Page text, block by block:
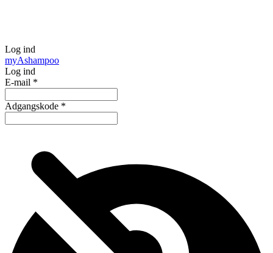
Log ind
myAshampoo
Log ind
E-mail *
Adgangskode *